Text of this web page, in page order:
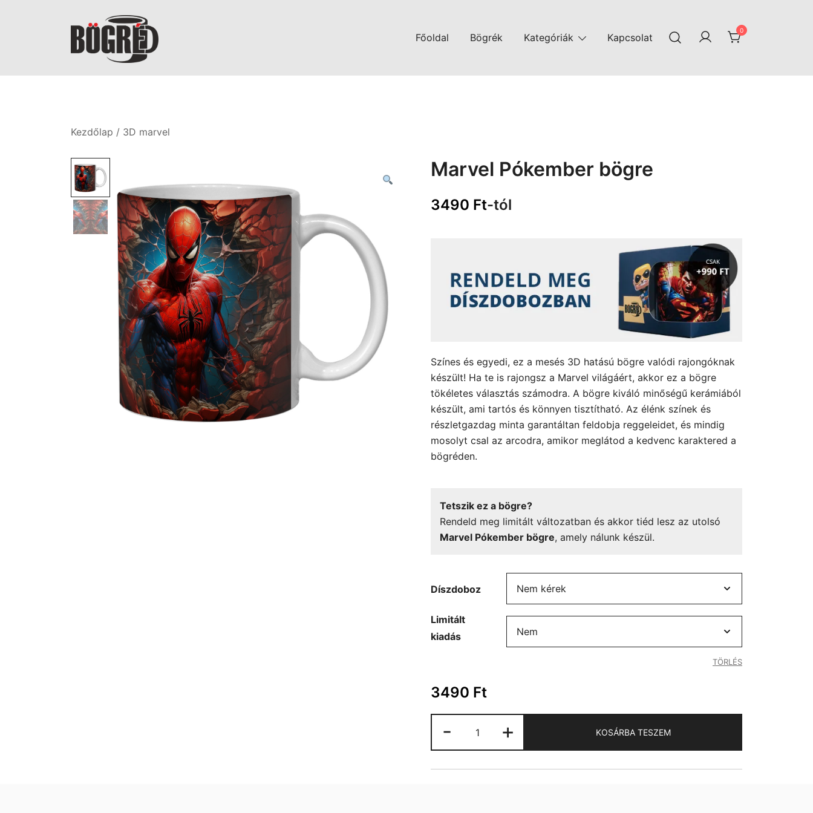
Bögréd
Főoldal Bögrék Kategóriák Kapcsolat
0
Kezdőlap / 3D marvel
Marvel Pókember bögre
3490 Ft-tól
Színes és egyedi, ez a mesés 3D hatású bögre valódi rajongóknak
készült! Ha te is rajongsz a Marvel világáért, akkor ez a bögre
tökéletes választás számodra. A bögre kiváló minőségű kerámiából
készült, ami tartós és könnyen tisztítható. Az élénk színek és
részletgazdag minta garantáltan feldobja reggeleidet, és mindig
mosolyt csal az arcodra, amikor meglátod a kedvenc karaktered a
bögréden.
Tetszik ez a bögre?
Rendeld meg limitált változatban és akkor tiéd lesz az utolsó
Marvel Pókember bögre, amely nálunk készül.
Díszdoboz
Limitált
kiadás
TÖRLÉS
3490 Ft
-
Pókember
bögre
mennyiség
+ KOSÁRBA TESZEM